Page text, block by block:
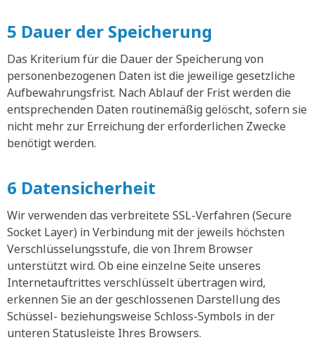
5 Dauer der Speicherung
Das Kriterium für die Dauer der Speicherung von
personenbezogenen Daten ist die jeweilige gesetzliche
Aufbewahrungsfrist. Nach Ablauf der Frist werden die
entsprechenden Daten routinemäßig gelöscht, sofern sie
nicht mehr zur Erreichung der erforderlichen Zwecke
benötigt werden.
6 Datensicherheit
Wir verwenden das verbreitete SSL-Verfahren (Secure
Socket Layer) in Verbindung mit der jeweils höchsten
Verschlüsselungsstufe, die von Ihrem Browser
unterstützt wird. Ob eine einzelne Seite unseres
Internetauftrittes verschlüsselt übertragen wird,
erkennen Sie an der geschlossenen Darstellung des
Schüssel- beziehungsweise Schloss-Symbols in der
unteren Statusleiste Ihres Browsers.